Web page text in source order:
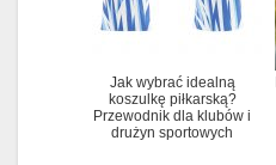
Jak wybrać idealną
koszulkę piłkarską?
Przewodnik dla klubów i
drużyn sportowych